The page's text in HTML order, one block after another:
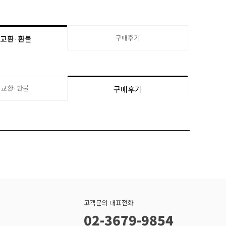
환·환불 구매후기
환·환불 구매후기
고객문의 대표전화
02-3679-9854